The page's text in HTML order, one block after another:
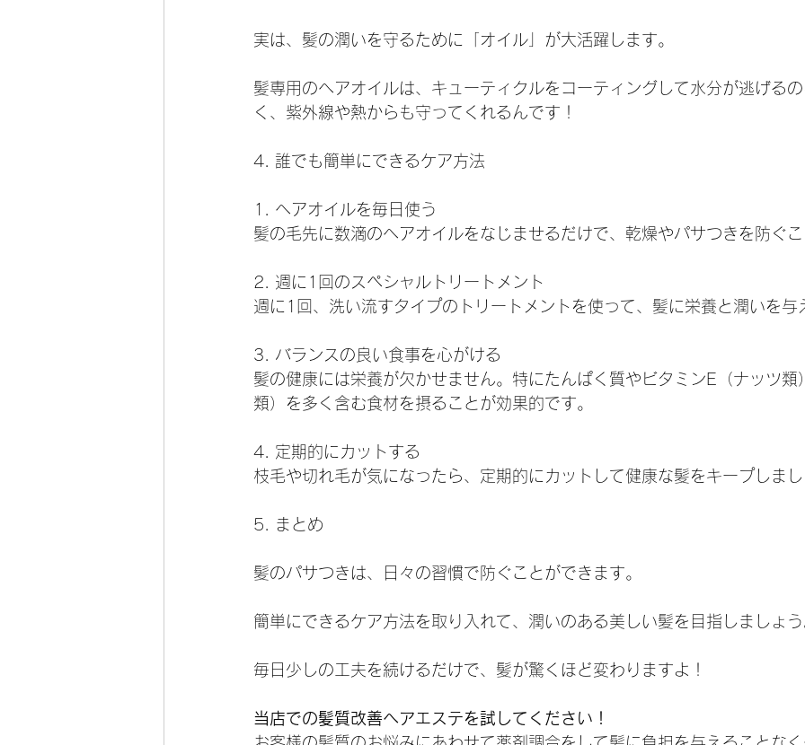
実は、髪の潤いを守るために「オイル」が大活躍します。
髪専用のヘアオイルは、キューティクルをコーティングして水分が逃げる
く、紫外線や熱からも守ってくれるんです！
4. 誰でも簡単にできるケア方法
1. ヘアオイルを毎日使う
髪の毛先に数滴のヘアオイルをなじませるだけで、乾燥やパサつきを防ぐこ
2. 週に1回のスペシャルトリートメント
週に1回、洗い流すタイプのトリートメントを使って、髪に栄養と潤いを与
3. バランスの良い食事を心がける
髪の健康には栄養が欠かせません。特にたんぱく質やビタミンE（ナッツ類
類）を多く含む食材を摂ることが効果的です。
4. 定期的にカットする
枝毛や切れ毛が気になったら、定期的にカットして健康な髪をキープしまし
5. まとめ
髪のパサつきは、日々の習慣で防ぐことができます。
簡単にできるケア方法を取り入れて、潤いのある美しい髪を目指しましょう
毎日少しの工夫を続けるだけで、髪が驚くほど変わりますよ！
当店での髪質改善ヘアエステを試してください！